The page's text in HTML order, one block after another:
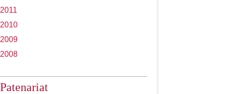
2011
2010
2009
2008
Patenariat